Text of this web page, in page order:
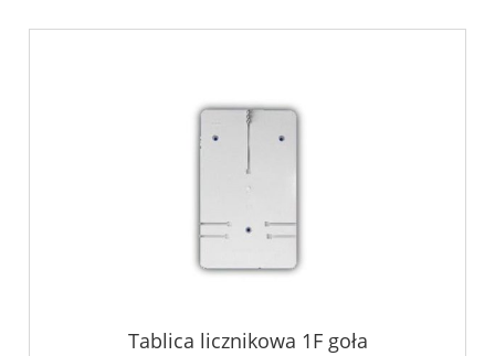
Tablica licznikowa 1F goła